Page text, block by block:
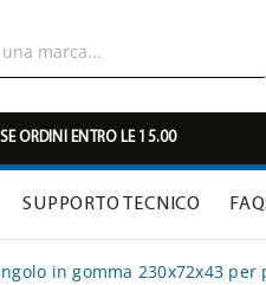
ORDINI ENTRO LE 15.00
SUPPORTO TECNICO
in gomma 230x72x43 per